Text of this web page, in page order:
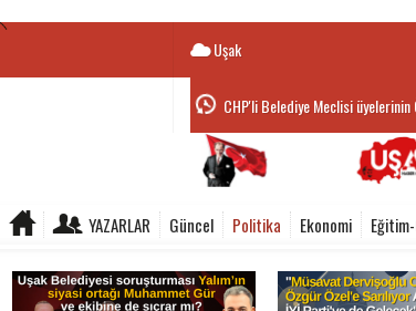
Uşak
CHP'li Belediye Meclisi üyelerinin
YAZARLAR Güncel Politika Ekonomi